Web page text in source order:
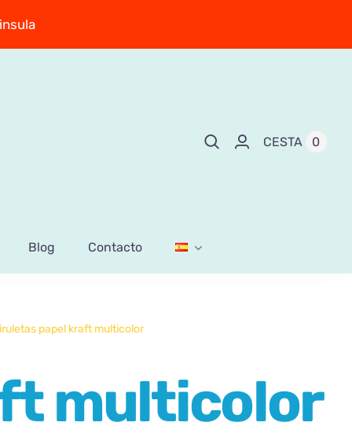
CESTA 0
Blog Contacto
papel kraft multicolor
multicolor